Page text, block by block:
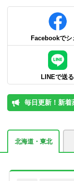
Facebookでシ
LINEで送る
毎日更新！新着
北海道・東北